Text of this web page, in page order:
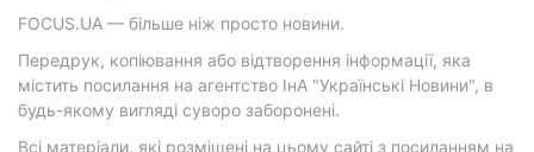
FOCUS.UA — більше ніж просто новини.
Передрук, копіювання або відтворення інформації, яка
містить посилання на агентство ІнА "Українські Новини", в
будь-якому вигляді суворо заборонені.
Всі матеріали, які розміщені на цьому сайті з посиланням на